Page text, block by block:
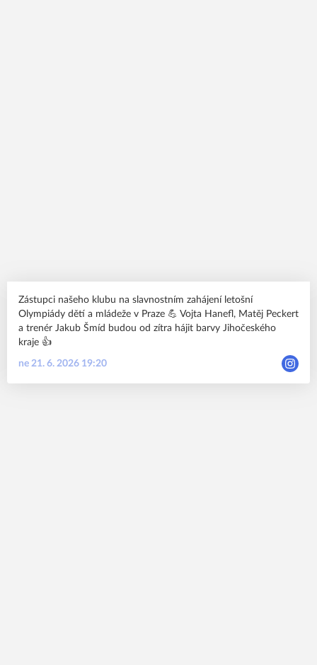
Zástupci našeho klubu na slavnostním zahájení letošní
Olympiády dětí a mládeže v Praze 💪 Vojta Hanefl, Matěj Peckert
a trenér Jakub Šmíd budou od zítra hájit barvy Jihočeského
kraje 👍
ne 21. 6. 2026 19:20